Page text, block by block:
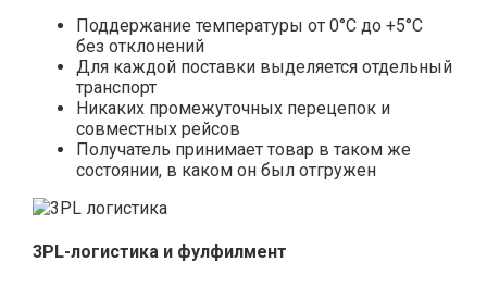
Поддержание температуры от 0°С до +5°С
без отклонений
Для каждой поставки выделяется отдельный
транспорт
Никаких промежуточных перецепок и
совместных рейсов
Получатель принимает товар в таком же
состоянии, в каком он был отгружен
3PL-логистика и фулфилмент